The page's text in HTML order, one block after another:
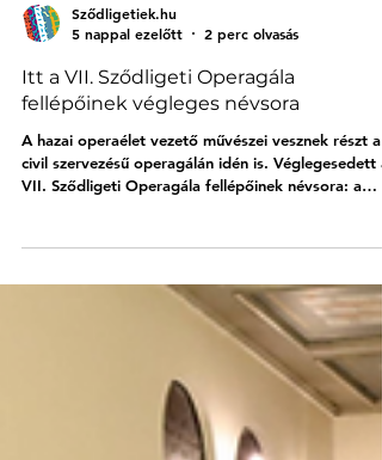
Sződligetiek.hu
5 nappal ezelőtt
2 perc olvasás
Itt a VII. Sződligeti Operagála
fellépőinek végleges névsora
A hazai operaélet vezető művészei vesznek részt a
szopránénekest látjuk, ugyanis a szervezők közlése
szerint Nánási Helga a gála időpontjában máshol
fel. Tenorként László Boldizsár tér vissza
aki 2022-ben is fellépett az akkkor a katolikus
templomban megrendezett gálán. Baritonként